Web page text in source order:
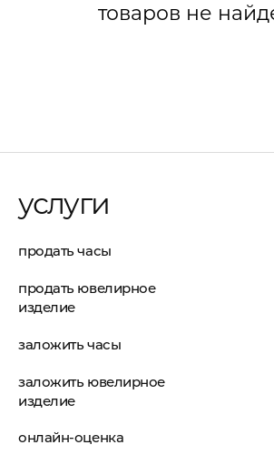
товаров не
услуги
продать часы
продать ювелирное
изделие
заложить часы
заложить ювелирное
изделие
онлайн-оценка